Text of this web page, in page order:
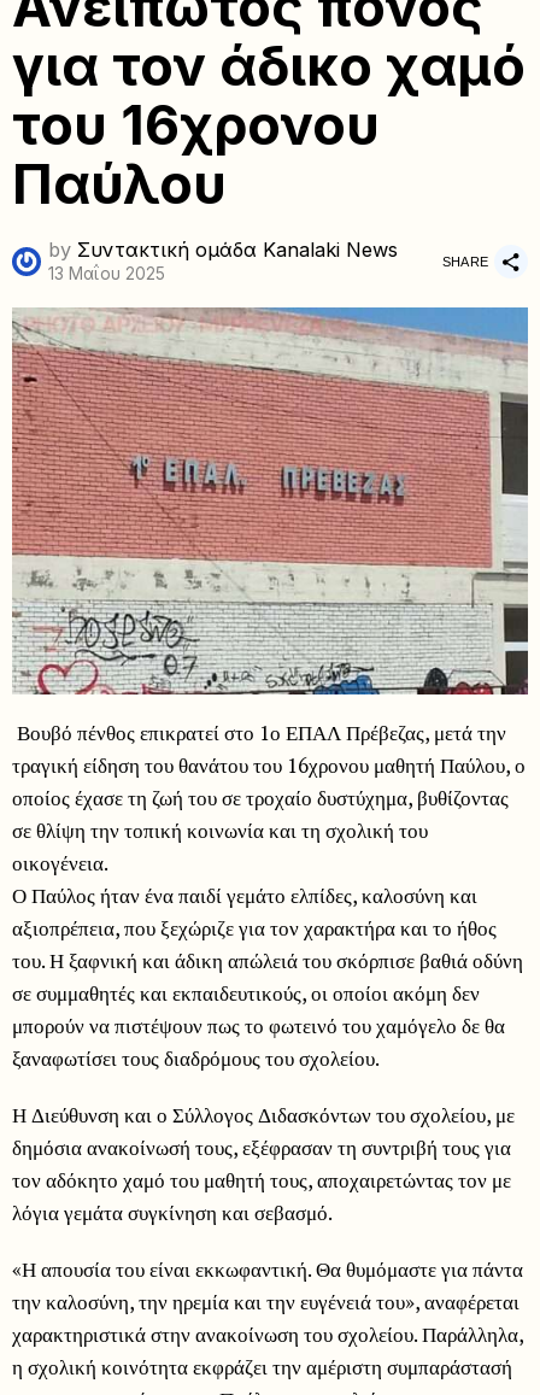
για τον άδικο χαμό
του 16χρονου
Παύλου
by Συντακτική ομάδα Kanalaki News
13 Μαΐου 2025
SHARE
Βουβό πένθος επικρατεί στο 1ο ΕΠΑΛ Πρέβεζας, μετά την
τραγική είδηση του θανάτου του 16χρονου μαθητή Παύλου, ο
οποίος έχασε τη ζωή του σε τροχαίο δυστύχημα, βυθίζοντας
σε θλίψη την τοπική κοινωνία και τη σχολική του
οικογένεια.
Ο Παύλος ήταν ένα παιδί γεμάτο ελπίδες, καλοσύνη και
αξιοπρέπεια, που ξεχώριζε για τον χαρακτήρα και το ήθος
του. Η ξαφνική και άδικη απώλειά του σκόρπισε βαθιά οδύνη
σε συμμαθητές και εκπαιδευτικούς, οι οποίοι ακόμη δεν
μπορούν να πιστέψουν πως το φωτεινό του χαμόγελο δε θα
ξαναφωτίσει τους διαδρόμους του σχολείου.
Η Διεύθυνση και ο Σύλλογος Διδασκόντων του σχολείου, με
δημόσια ανακοίνωσή τους, εξέφρασαν τη συντριβή τους για
τον αδόκητο χαμό του μαθητή τους, αποχαιρετώντας τον με
λόγια γεμάτα συγκίνηση και σεβασμό.
«Η απουσία του είναι εκκωφαντική. Θα θυμόμαστε για πάντα
την καλοσύνη, την ηρεμία και την ευγένειά του», αναφέρεται
χαρακτηριστικά στην ανακοίνωση του σχολείου. Παράλληλα,
η σχολική κοινότητα εκφράζει την αμέριστη συμπαράστασή